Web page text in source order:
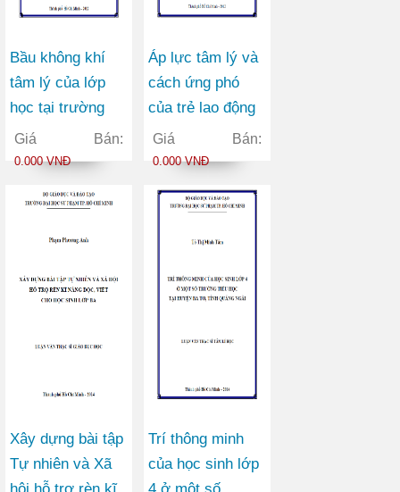
Bầu không khí
tâm lý của lớp
học tại trường
đại học An ninh
nhân dân
Giá Bán:
0.000 VNĐ
Áp lực tâm lý và
cách ứng phó
của trẻ lao động
sớm tại một số
quận nội thành
Minh
Giá Bán:
0.000 VNĐ
Xây dựng bài tập
Tự nhiên và Xã
hội hỗ trợ rèn kĩ
Trí thông minh
của học sinh lớp
4 ở một số